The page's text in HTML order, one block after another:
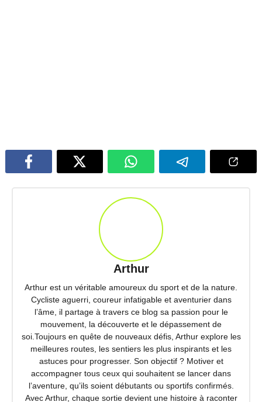
Arthur
Arthur est un véritable amoureux du sport et de la nature.
Cycliste aguerri, coureur infatigable et aventurier dans
l’âme, il partage à travers ce blog sa passion pour le
mouvement, la découverte et le dépassement de
soi.Toujours en quête de nouveaux défis, Arthur explore les
meilleures routes, les sentiers les plus inspirants et les
astuces pour progresser. Son objectif ? Motiver et
accompagner tous ceux qui souhaitent se lancer dans
l’aventure, qu’ils soient débutants ou sportifs confirmés.
Avec Arthur, chaque sortie devient une histoire à raconter